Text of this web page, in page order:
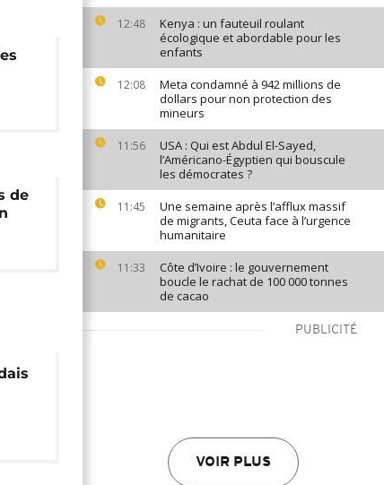
12:48
Kenya : un fauteuil roulant
écologique et abordable pour les
enfants
12:08
Meta condamné à 942 millions de
dollars pour non protection des
mineurs
11:56
USA : Qui est Abdul El-Sayed,
l’Américano-Égyptien qui bouscule
les démocrates ?
11:45
Une semaine après l’afflux massif
de migrants, Ceuta face à l’urgence
humanitaire
11:33
Côte d’Ivoire : le gouvernement
boucle le rachat de 100 000 tonnes
de cacao
PUBLICITÉ
VOIR PLUS
de